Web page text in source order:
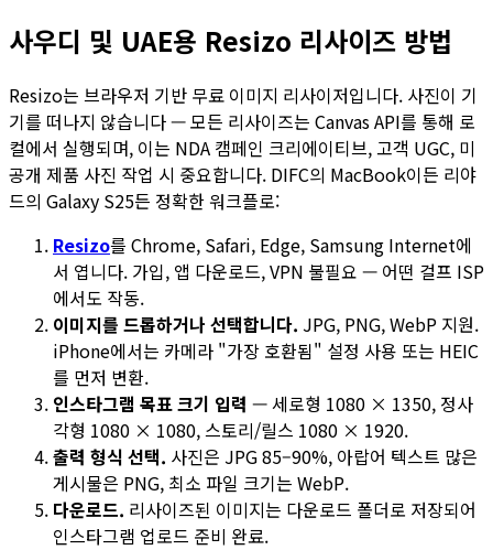
사우디 및 UAE용 Resizo 리사이즈 방법
Resizo는 브라우저 기반 무료 이미지 리사이저입니다. 사진이 기
기를 떠나지 않습니다 — 모든 리사이즈는 Canvas API를 통해 로
컬에서 실행되며, 이는 NDA 캠페인 크리에이티브, 고객 UGC, 미
공개 제품 사진 작업 시 중요합니다. DIFC의 MacBook이든 리야
드의 Galaxy S25든 정확한 워크플로:
Resizo를 Chrome, Safari, Edge, Samsung Internet에
서 엽니다. 가입, 앱 다운로드, VPN 불필요 — 어떤 걸프 ISP
에서도 작동.
이미지를 드롭하거나 선택합니다. JPG, PNG, WebP 지원.
iPhone에서는 카메라 "가장 호환됨" 설정 사용 또는 HEIC
를 먼저 변환.
인스타그램 목표 크기 입력 — 세로형 1080 × 1350, 정사
각형 1080 × 1080, 스토리/릴스 1080 × 1920.
출력 형식 선택. 사진은 JPG 85–90%, 아랍어 텍스트 많은
게시물은 PNG, 최소 파일 크기는 WebP.
다운로드. 리사이즈된 이미지는 다운로드 폴더로 저장되어
인스타그램 업로드 준비 완료.